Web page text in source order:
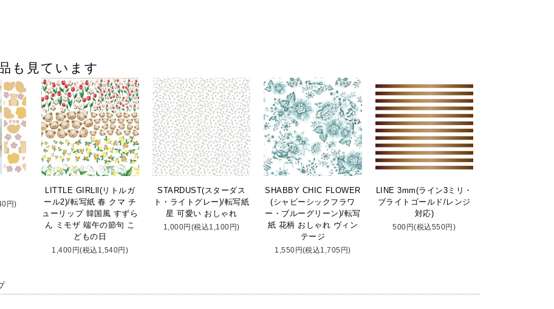
も見ています
円)
LITTLE GIRLll(リトルガ
ール2)/転写紙 春 クマ チ
ューリップ 韓国風 すずら
ん ミモザ 端午の節句 こ
どもの日
1,400円(税込1,540円)
STARDUST(スターダス
ト・ライトグレー)/転写紙
星 可愛い おしゃれ
1,000円(税込1,100円)
SHABBY CHIC FLOWER
(シャビーシックフラワ
ー・ブルーグリーン)/転写
紙 花柄 おしゃれ ヴィン
テージ
1,550円(税込1,705円)
LINE 3mm(ライン3ミリ・
ブライトゴールド/レンジ
対応)
500円(税込550円)